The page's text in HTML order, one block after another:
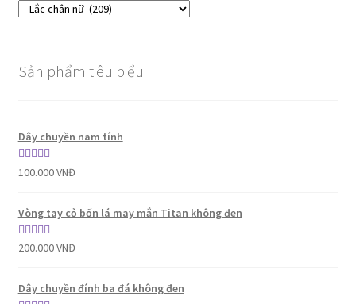
Sản phẩm tiêu biểu
Dây chuyền nam tính
Được xếp
100.000VNĐ
Vòng tay cỏ bốn lá may mắn Titan không đen
Được xếp
sao
200.000VNĐ
Dây chuyền đính ba đá không đen